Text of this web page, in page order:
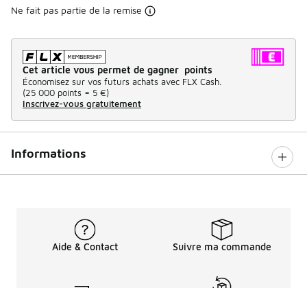
Ne fait pas partie de la remise
Cet article vous permet de gagner points
Économisez sur vos futurs achats avec FLX Cash.
(25 000 points = 5 €)
Inscrivez-vous gratuitement
Informations
Aide & Contact Suivre ma commande